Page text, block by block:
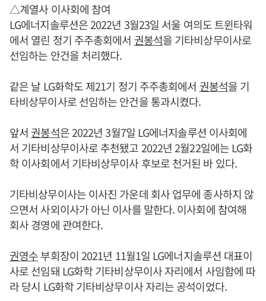
△계열사 이사회에 참여
LG에너지솔루션은 2022년 3월23일 서울 여의도 트윈타워
에서 열린 정기 주주총회에서 권봉석을 기타비상무이사로
선임하는 안건을 처리했다.
같은 날 LG화학도 제21기 정기 주주총회에서 권봉석을 기
타비상무이사로 선임하는 안건을 통과시켰다.
앞서 권봉석은 2022년 3월7일 LG에너지솔루션 이사회에
서 기타비상무이사로 추천됐고 2022년 2월22일에는 LG화
학 이사회에서 기타비상무이사 후보로 천거된 바 있다.
기타비상무이사는 이사진 가운데 회사 업무에 종사하지 않
으면서 사외이사가 아닌 이사를 말한다. 이사회에 참여해
회사 경영에 관여한다.
권영수부회장이 2021년 11월1일 LG에너지솔루션 대표이
사로 선임돼 LG화학 기타비상무이사 자리에서 사임함에 따
라 당시 LG화학 기타비상무이사 자리는 공석이었다.